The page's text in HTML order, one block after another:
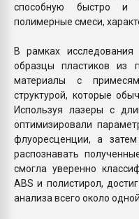
способную быстро и
полимерные смеси,
В рамках исследования
образцы пластиков из
материалы с
структурой, которые
Используя лазеры с
оптимизировали
флуоресценции, а
распознавать
смогла уверенно
ABS и полистирол,
анализа всего около